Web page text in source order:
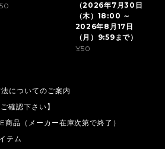
（2026年7月30日
（木）18:00 ～
2026年8月17日
（月）9:59まで）
¥50
についてのご案内
確認下さい】
品（メーカー在庫次第で終了）
テム